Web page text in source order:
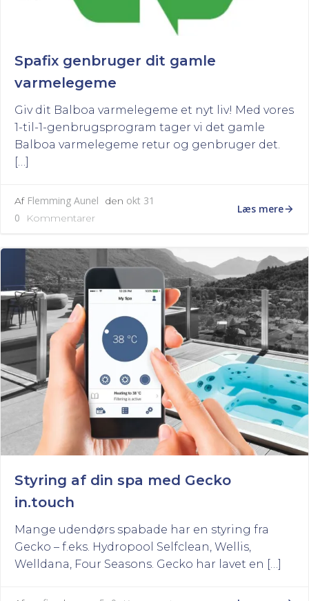
Spafix genbruger dit gamle
varmelegeme
Giv dit Balboa varmelegeme et nyt liv! Med vores
1-til-1-genbrugsprogram tager vi det gamle
Balboa varmelegeme retur og genbruger det.
[…]
Af Flemming Aunel den okt 31
0
Kommentarer
Læs mere
Styring af din spa med Gecko
in.touch
Mange udendørs spabade har en styring fra
Gecko – f.eks. Hydropool Selfclean, Wellis,
Welldana, Four Seasons. Gecko har lavet en […]